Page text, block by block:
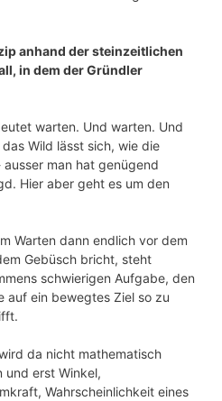
anhand der steinzeitlichen
in dem der Gründler
warten. Und warten. Und
Wild lässt sich, wie die
man hat genügend
Hier aber geht es um den
Warten dann endlich vor dem
Gebüsch bricht, steht
schwierigen Aufgabe, den
auf ein bewegtes Ziel so zu
da nicht mathematisch
und erst Winkel,
Wahrscheinlichkeit eines